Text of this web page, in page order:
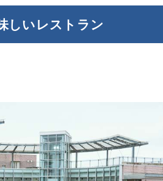
しいレストラン